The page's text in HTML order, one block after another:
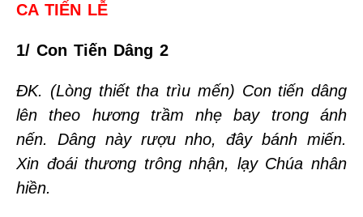
CA TIẾN LỄ
1/ Con Tiến Dâng 2
ĐK. (Lòng thiết tha trìu mến) Con tiến dâng
lên theo hương trầm nhẹ bay trong ánh
nến. Dâng này rượu nho, đây bánh miến.
Xin đoái thương trông nhận, lạy Chúa nhân
hiền.